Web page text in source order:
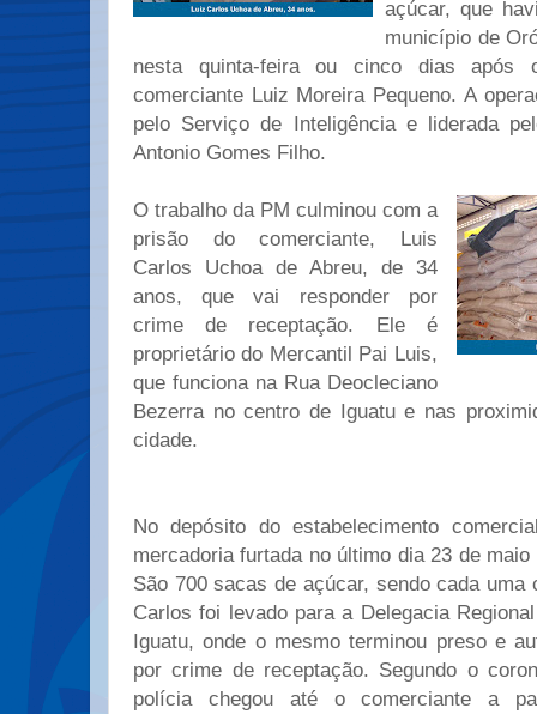
açúcar, que
município de
nesta quinta-feira ou cinco dias após
comerciante Luiz Moreira Pequeno. A
pelo Serviço de Inteligência e liderada
Antonio Gomes Filho.
O trabalho da PM culminou com a
prisão do comerciante, Luis
Carlos Uchoa de Abreu, de 34
anos, que vai responder por
crime de receptação. Ele é
proprietário do Mercantil Pai Luis,
que funciona na Rua Deocleciano
Bezerra no centro de Iguatu e nas
cidade.
No depósito do estabelecimento
mercadoria furtada no último dia 23 de
São 700 sacas de açúcar, sendo cada uma
Carlos foi levado para a Delegacia
Iguatu, onde o mesmo terminou preso e
por crime de receptação. Segundo o
polícia chegou até o comerciante a